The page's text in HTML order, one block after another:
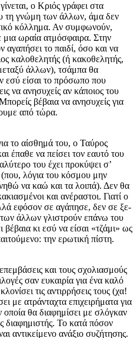
ο Κριός γράφει στα
τη γνώμη των άλλων, άμα δεν
κόλλημα. Αν συμφωνούν,
μια ωραία ατμόσφαιρα. Στην
αγαπήσει το παιδί, όσο και να
καλοθελητής (ή κακοθελητής,
άλλων), τσάμπα θα
εσύ είσαι το πρόσωπο που
να ανησυχείς αν κάποιος του
βέβαια να ανησυχείς για
από τώρα.
το αίσθημά του, ο Ταύρος
έπαθε να πείσει τον εαυτό του
του έχει προκύψει σ’
λόγια του κόσμου μην
να καώ και τα λοιπά). Δεν θα
και ανέραστοι. Γιατί ο
εφόσον σε αγάπησε, δεν σε ξε-
άλλων γλιστρούν επάνω του
κι εσύ να είσαι «τζάμι» ως
την ερωτική πίστη.
και τους σχολιασμούς
σαν ευκαιρία για ένα καλό
τις αντιρρήσεις τους (χα!
με ατράνταχτα επιχειρήματα για
οποία θα διαφημίσει με σλόγκαν
διαφημιστής. Το κατά πόσον
αντικείμενο ανάξιο συζήτησης.